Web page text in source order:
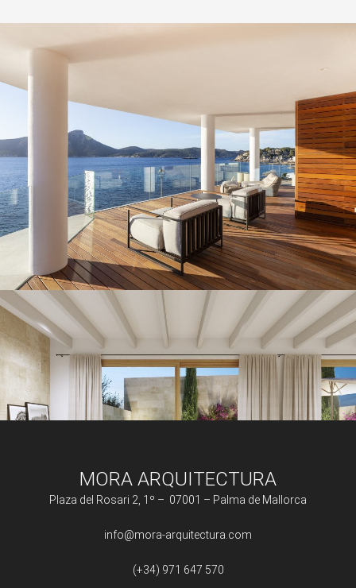
MORA ARQUITECTURA
Plaza del Rosari 2, 1º – 07001 – Palma de Mallorca
info@mora-arquitectura.com
(+34) 971 647 570